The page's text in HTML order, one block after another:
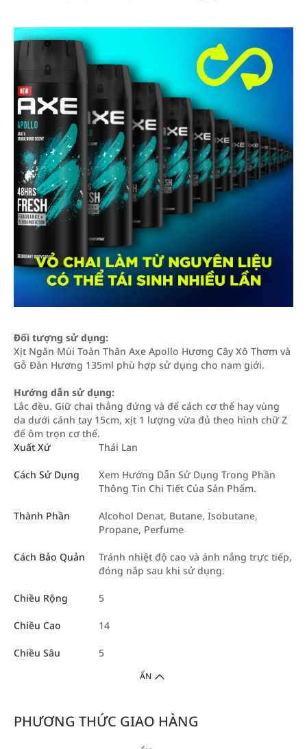
Đối tượng sử dụng:
Xịt Ngăn Mùi Toàn Thân Axe Apollo Hương Cây Xô Thơm và
Gỗ Đàn Hương 135ml phù hợp sử dụng cho nam giới.
Hướng dẫn sử dụng:
Lắc đều. Giữ chai thẳng đứng và để cách cơ thể hay vùng
da dưới cánh tay 15cm, xịt 1 lượng vừa đủ theo hình chữ Z
để ôm trọn cơ thể.
Xuất Xứ
Thái Lan
Cách Sử Dụng
Xem Hướng Dẫn Sử Dụng Trong Phần
Thông Tin Chi Tiết Của Sản Phẩm.
Thành Phần
Alcohol Denat, Butane, Isobutane,
Propane, Perfume
Cách Bảo Quản
Tránh nhiệt độ cao và ánh nắng trực tiếp,
đóng nắp sau khi sử dụng.
Chiều Rộng 5
Chiều Cao 14
Chiều Sâu 5
ẨN
PHƯƠNG THỨC GIAO HÀNG